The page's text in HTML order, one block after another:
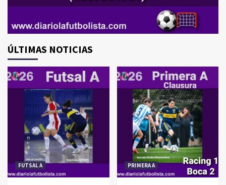
ÚLTIMAS NOTICIAS
FUTSAL A PRIMERA A